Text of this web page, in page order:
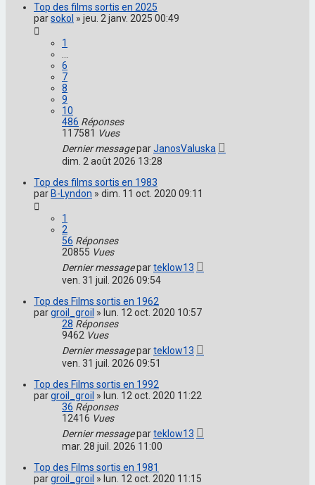
Top des films sortis en 2025
parsokol » jeu. 2 janv. 2025 00:49
1
6
7
8
9
10
486 Réponses
117581 Vues
Dernier messageparJanosValuska
dim. 2 août 2026 13:28
Top des films sortis en 1983
parB-Lyndon » dim. 11 oct. 2020 09:11
1
2
56 Réponses
20855 Vues
Dernier messageparteklow13
ven. 31 juil. 2026 09:54
Top des Films sortis en 1962
pargroil_groil » lun. 12 oct. 2020 10:57
28 Réponses
9462 Vues
Dernier messageparteklow13
ven. 31 juil. 2026 09:51
Top des Films sortis en 1992
pargroil_groil » lun. 12 oct. 2020 11:22
36 Réponses
12416 Vues
Dernier messageparteklow13
mar. 28 juil. 2026 11:00
Top des Films sortis en 1981
pargroil_groil » lun. 12 oct. 2020 11:15